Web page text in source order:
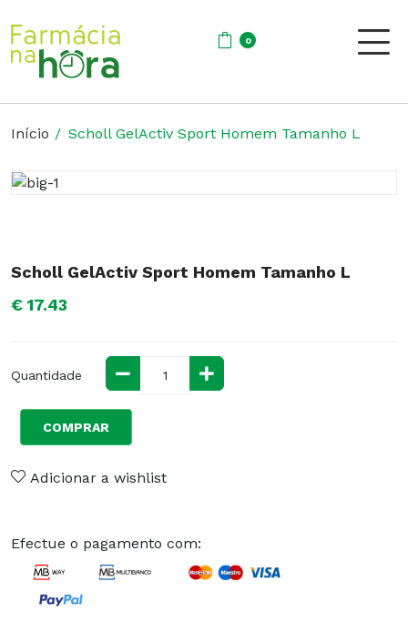
0
Início Scholl GelActiv Sport Homem Tamanho L
Scholl GelActiv Sport Homem Tamanho L
€ 17.43
Quantidade
COMPRAR
Adicionar a wishlist
Efectue o pagamento com: